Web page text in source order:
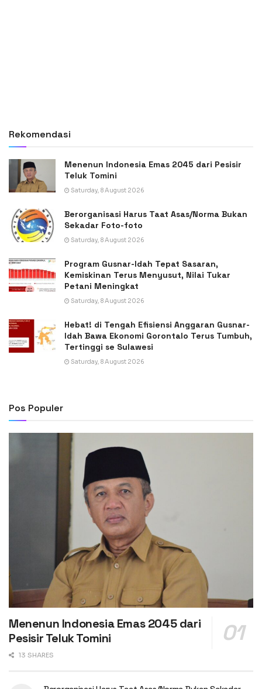
Rekomendasi
Menenun Indonesia Emas 2045 dari Pesisir
Teluk Tomini
Saturday, 8 August 2026
Berorganisasi Harus Taat Asas/Norma Bukan
Sekadar Foto-foto
Saturday, 8 August 2026
Program Gusnar-Idah Tepat Sasaran,
Kemiskinan Terus Menyusut, Nilai Tukar
Petani Meningkat
Saturday, 8 August 2026
Hebat! di Tengah Efisiensi Anggaran Gusnar-
Idah Bawa Ekonomi Gorontalo Terus Tumbuh,
Tertinggi se Sulawesi
Saturday, 8 August 2026
Pos Populer
Menenun Indonesia Emas 2045 dari
Pesisir Teluk Tomini
13 SHARES